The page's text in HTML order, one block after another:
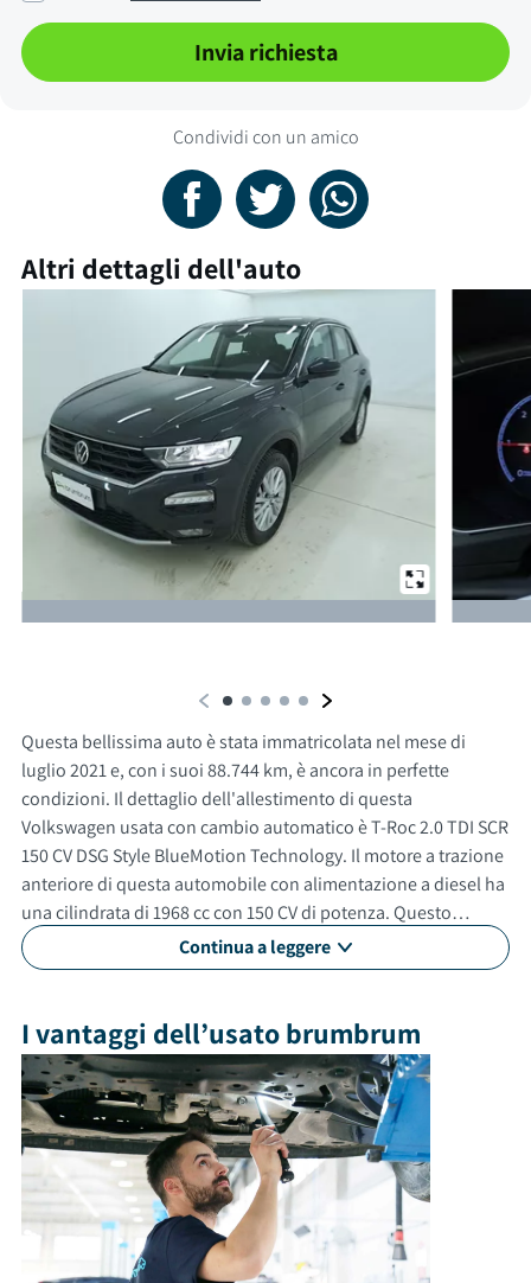
Invia richiesta
Condividi con un amico
Altri dettagli dell'auto
Da un'altra prospettiva
Questa bellissima auto è stata immatricolata nel mese di
luglio 2021 e, con i suoi 88.744 km, è ancora in perfette
condizioni. Il dettaglio dell'allestimento di questa
Volkswagen usata con cambio automatico è T-Roc 2.0 TDI SCR
150 CV DSG Style BlueMotion Technology. Il motore a trazione
anteriore di questa automobile con alimentazione a diesel ha
una cilindrata di 1968 cc con 150 CV di potenza. Questo
modello in particolare può raggiungere una velocità massima
di 205 km/h. Con un consumo medio di 5.1 litri ogni 100 km.
Gli esterni sono verniciati di grigio, mentre gli interni in sono
di colore grigio. Questa auto ha 5 porte, 5 posti a sedere e un
bagagliaio con capacità di 445 litri. Tra gli optional e le
dotazioni troviamo: isofix, cerchi in lega, usb e tanto altro
ancora. Al momento della consegna, questa auto sarà
soggetta a lavaggio professionale compreso nel prezzo. Su
tutte le nostre auto offriamo una garanzia brumbrum di 12
mesi dalla consegna con soccorso stradale 24/7 in Italia e in
Europa. È arrivato il momento di allacciare le cinture!
Continua a leggere
I vantaggi dell’usato brumbrum